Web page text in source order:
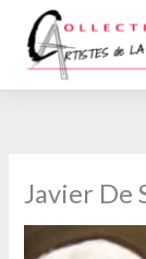
contenu
Javier De